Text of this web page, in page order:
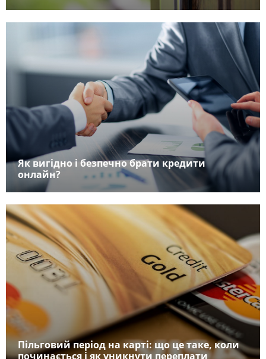
Як вигідно і безпечно брати кредити
онлайн?
Пільговий період на карті: що це таке, коли
починається і як уникнути переплати